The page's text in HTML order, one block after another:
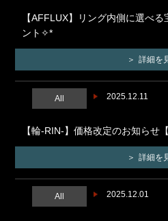
【AFFLUX】リング内側に選べ
ント✧*
詳細を
2025.12.11
All
【輪-RIN-】価格改定のお知らせ
詳細を
2025.12.01
All